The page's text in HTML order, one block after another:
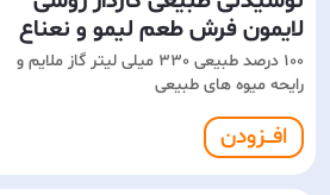
لایمون فرش طعم لیمو و نعناع
100 درصد طبیعی 330 میلی لیتر گاز ملایم و
رایحه میوه های طبیعی
افـــزودن